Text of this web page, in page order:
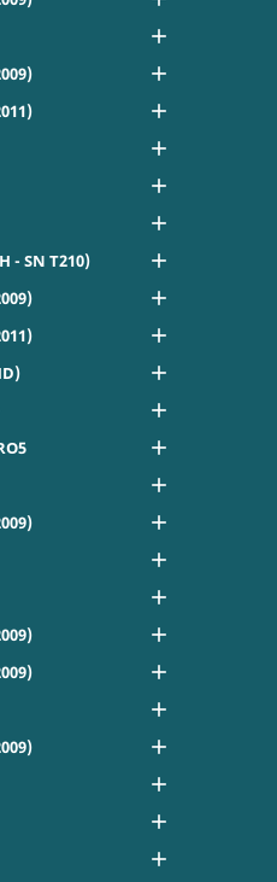






- SN T210) 















